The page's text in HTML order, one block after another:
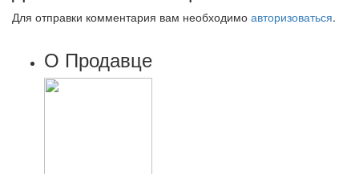
Для отправки комментария вам необходимо авторизоваться.
О Продавце